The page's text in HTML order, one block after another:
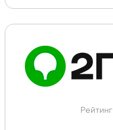
Рейтинг